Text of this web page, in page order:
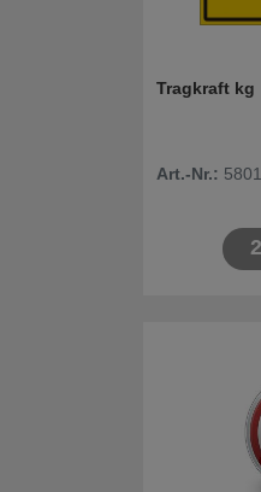
Tragkraft kg
Art.-Nr.: